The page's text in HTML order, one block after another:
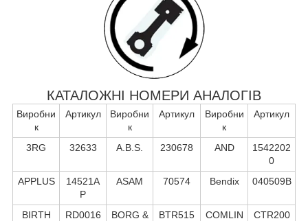
КАТАЛОЖНІ НОМЕРИ АНАЛОГІВ
Виробни
к
Артикул
Виробни
к
Артикул
Виробни
к
Артикул
3RG 32633 A.B.S. 230678 AND
1542202
0
APPLUS
14521A
P
ASAM 70574 Bendix 040509B
BIRTH RD0016
BORG &
BTR515
COMLIN
CTR200